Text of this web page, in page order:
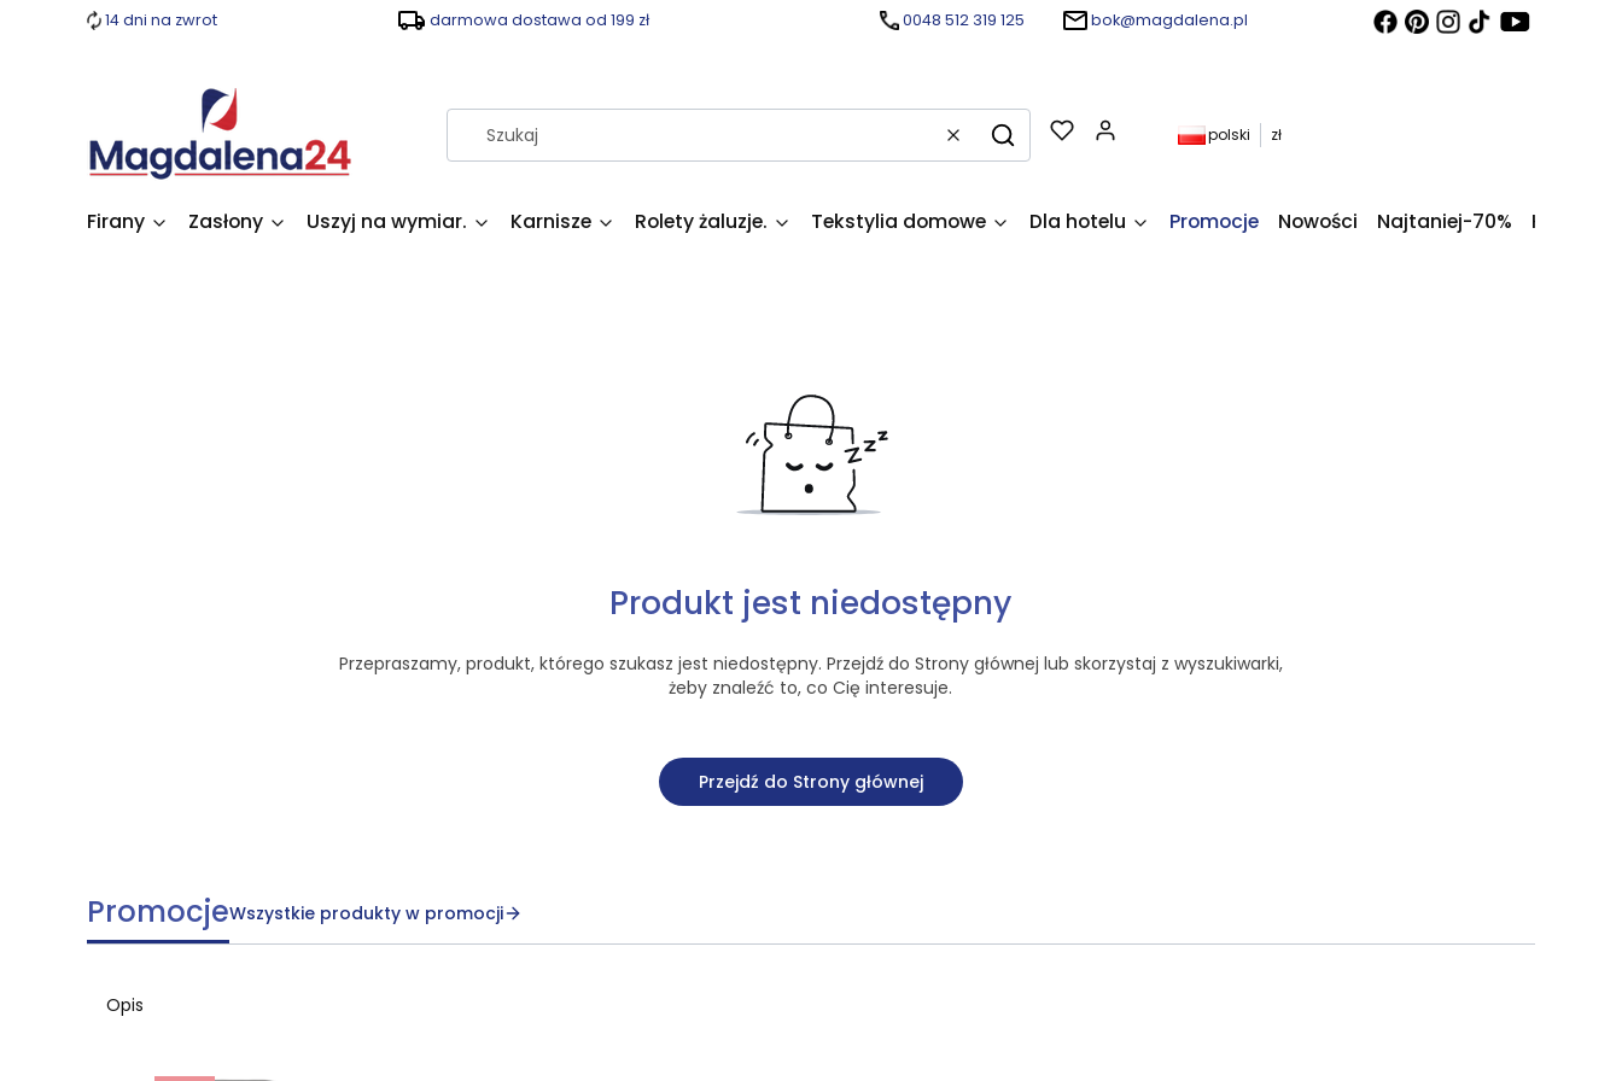
14 dni na zwrot darmowa dostawa od 199 zł 0048 512 319 125 bok@magdalena.pl
WyczyśćSzukaj
Produkty w koszyku: 0. Zobacz szczegóły
polski zł
Firany Zasłony Uszyj na wymiar. Karnisze Rolety żaluzje. Tekstylia domowe Dla hotelu Promocje Nowości Najtaniej-70% Kupony
Produkt jest niedostępny
Przepraszamy, produkt, którego szukasz jest niedostępny. Przejdź do Strony głównej lub skorzystaj z wyszukiwarki,
żeby znaleźć to, co Cię interesuje.
Przejdź do Strony głównej
PromocjeWszystkie produkty w promocji
Opis